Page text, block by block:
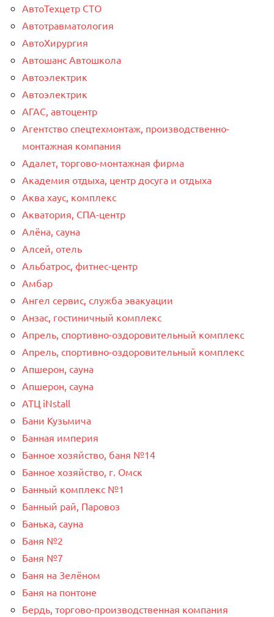
АвтоТехцетр СТО
Автотравматология
АвтоХирургия
Автошанс Автошкола
Автоэлектрик
Автоэлектрик
АГАС, автоцентр
Агентство спецтехмонтаж, производственно-
монтажная компания
Адалет, торгово-монтажная фирма
Академия отдыха, центр досуга и отдыха
Аква хаус, комплекс
Акватория, СПА-центр
Алёна, сауна
Алсей, отель
Альбатрос, фитнес-центр
Амбар
Ангел сервис, служба эвакуации
Анзас, гостиничный комплекс
Апрель, спортивно-оздоровительный комплекс
Апрель, спортивно-оздоровительный комплекс
Апшерон, сауна
Апшерон, сауна
АТЦ iNstall
Бани Кузьмича
Банная империя
Банное хозяйство, баня №14
Банное хозяйство, г. Омск
Банный комплекс №1
Банный рай, Паровоз
Банька, сауна
Баня №2
Баня №7
Баня на Зелёном
Баня на понтоне
Бердь, торгово-производственная компания